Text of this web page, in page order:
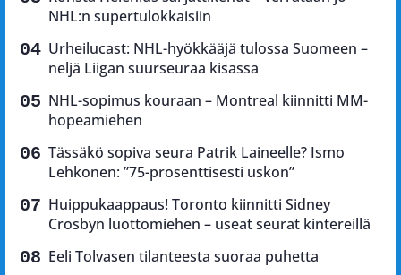
NHL:n supertulokkaisiin
Urheilucast: NHL-hyökkääjä tulossa Suomeen –
neljä Liigan suurseuraa kisassa
NHL-sopimus kouraan – Montreal kiinnitti MM-
hopeamiehen
Tässäkö sopiva seura Patrik Laineelle? Ismo
Lehkonen: ”75-prosenttisesti uskon”
Huippukaappaus! Toronto kiinnitti Sidney
Crosbyn luottomiehen – useat seurat kintereillä
Eeli Tolvasen tilanteesta suoraa puhetta